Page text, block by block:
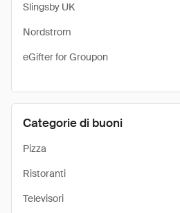
Slingsby UK
Nordstrom
eGifter for Groupon
Categorie di buoni
Pizza
Ristoranti
Televisori